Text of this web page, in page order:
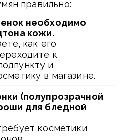
правильно:
необходимо
кожи.
как его
к
и
в магазине.
(полупрозрачной
для бледной
косметики